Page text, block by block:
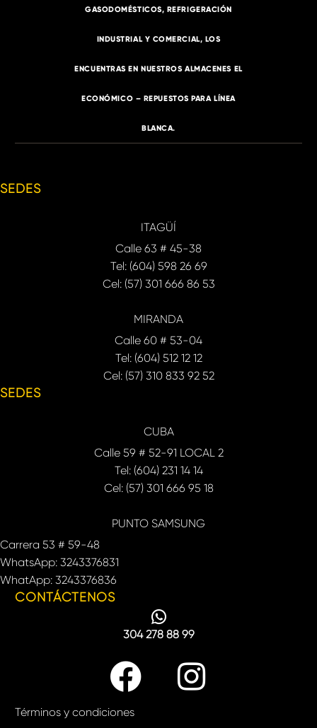
GASODOMÉSTICOS, REFRIGERACIÓN
INDUSTRIAL Y COMERCIAL, LOS
ENCUENTRAS EN NUESTROS ALMACENES EL
ECONÓMICO – REPUESTOS PARA LÍNEA
BLANCA.
SEDES
ITAGÜÍ
Calle 63 # 45-38
Tel: (604) 598 26 69
Cel: (57) 301 666 86 53
MIRANDA
Calle 60 # 53-04
Tel: (604) 512 12 12
Cel: (57) 310 833 92 52
SEDES
CUBA
Calle 59 # 52-91 LOCAL 2
Tel: (604) 231 14 14
Cel: (57) 301 666 95 18
PUNTO SAMSUNG
Carrera 53 # 59-48
WhatsApp: 3243376831
WhatApp: 3243376836
CONTÁCTENOS
304 278 88 99
Términos y condiciones